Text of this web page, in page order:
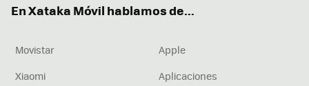
En Xataka Móvil hablamos de...
Movistar
Apple
Xiaomi
Aplicaciones